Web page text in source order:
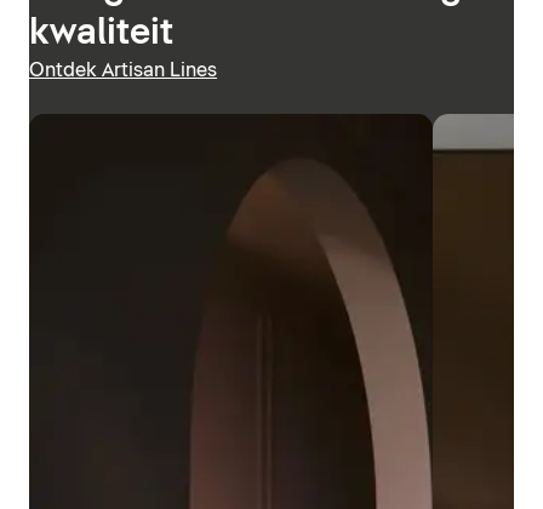
kwaliteit
Ontdek Artisan Lines